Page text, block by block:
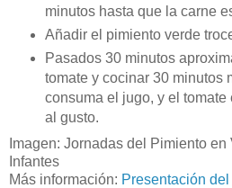
minutos hasta que la carne
Añadir el pimiento verde
Pasados 30 minutos
tomate y cocinar 30 minutos
consuma el jugo, y el tomate
al gusto.
Imagen: Jornadas del Pimiento
Infantes
Más información: Presentación